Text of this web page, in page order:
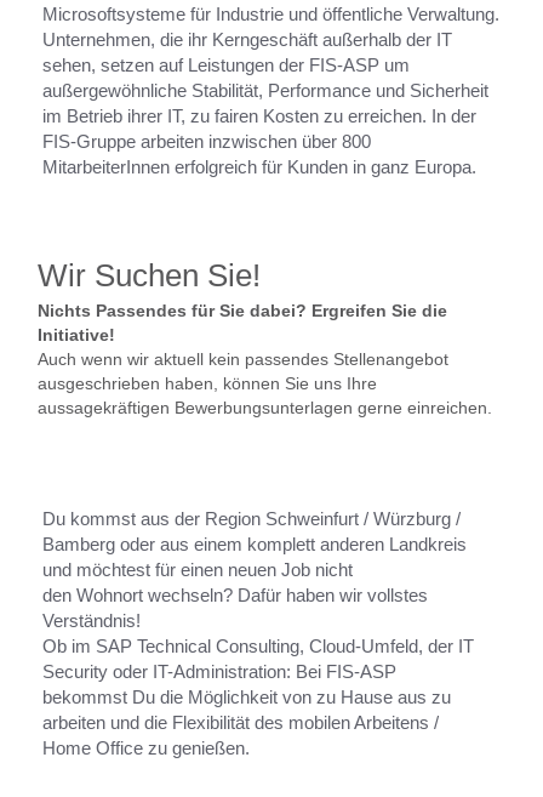
Microsoftsysteme für Industrie und öffentliche Verwaltung.
Unternehmen, die ihr Kerngeschäft außerhalb der IT
sehen, setzen auf Leistungen der FIS-ASP um
außergewöhnliche Stabilität, Performance und Sicherheit
im Betrieb ihrer IT, zu fairen Kosten zu erreichen. In der
FIS-Gruppe arbeiten inzwischen über 800
MitarbeiterInnen erfolgreich für Kunden in ganz Europa.
Wir Suchen Sie!
Nichts Passendes für Sie dabei? Ergreifen Sie die
Initiative!
Auch wenn wir aktuell kein passendes Stellenangebot
ausgeschrieben haben, können Sie uns Ihre
aussagekräftigen Bewerbungsunterlagen gerne einreichen.
Du kommst aus der Region Schweinfurt / Würzburg /
Bamberg oder aus einem komplett anderen Landkreis
und möchtest für einen neuen Job nicht
den Wohnort wechseln? Dafür haben wir vollstes
Verständnis!
Ob im SAP Technical Consulting, Cloud-Umfeld, der IT
Security oder IT-Administration: Bei FIS-ASP
bekommst Du die Möglichkeit von zu Hause aus zu
arbeiten und die Flexibilität des mobilen Arbeitens /
Home Office zu genießen.